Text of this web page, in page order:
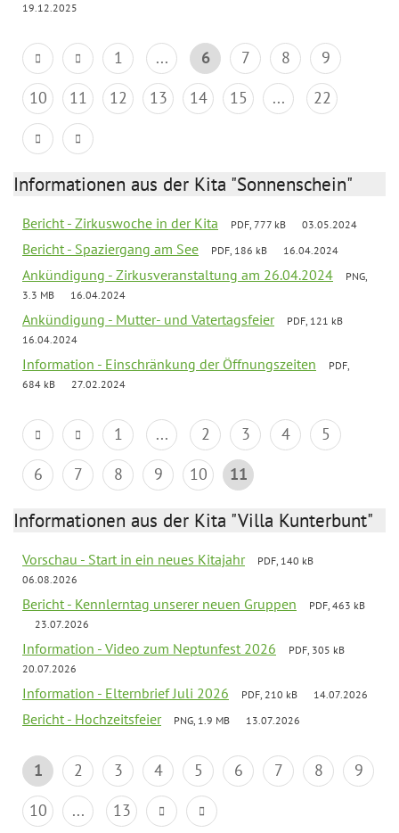
19.12.2025
1 ... 6 7 8
9
10
11 12 13 14 15 ... 22
Informationen aus der Kita "Sonnenschein"
Bericht - Zirkuswoche in der Kita PDF, 777 kB 03.05.2024
Bericht - Spaziergang am See PDF, 186 kB 16.04.2024
Ankündigung - Zirkusveranstaltung am 26.04.2024
PNG,
3.3 MB
16.04.2024
Ankündigung - Mutter- und Vatertagsfeier
PDF, 121 kB
16.04.2024
Information - Einschränkung der Öffnungszeiten
PDF,
684 kB
27.02.2024
1 ... 2 3 4
5
6
7 8 9 10 11
Informationen aus der Kita "Villa Kunterbunt"
Vorschau - Start in ein neues Kitajahr
PDF, 140 kB
06.08.2026
Bericht - Kennlerntag unserer neuen Gruppen
PDF, 463 kB
23.07.2026
Information - Video zum Neptunfest 2026
PDF, 305 kB
20.07.2026
Information - Elternbrief Juli 2026 PDF, 210 kB 14.07.2026
Bericht - Hochzeitsfeier PNG, 1.9 MB 13.07.2026
1 2 3 4 5 6 7 8
9
10
... 13